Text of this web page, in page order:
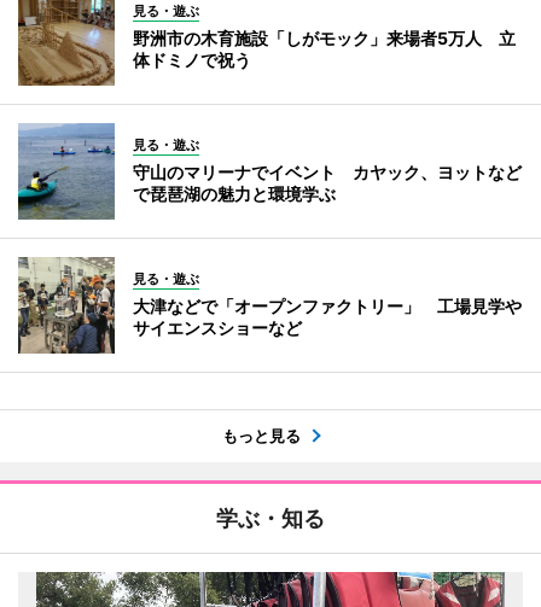
見る・遊ぶ
野洲市の木育施設「しがモック」来場者5万人 立
体ドミノで祝う
見る・遊ぶ
守山のマリーナでイベント カヤック、ヨットなど
で琵琶湖の魅力と環境学ぶ
見る・遊ぶ
大津などで「オープンファクトリー」 工場見学や
サイエンスショーなど
もっと見る
学ぶ・知る